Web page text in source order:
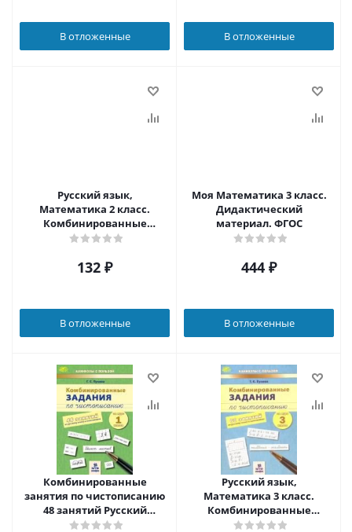
В отложенные В отложенные
Русский язык,
Математика 2 класс.
Комбинированные
занятия по чистописанию
132 ₽
В отложенные
Моя Математика 3 класс.
Дидактический
материал. ФГОС
444 ₽
В отложенные
Комбинированные
занятия по чистописанию
48 занятий Русский
Математика 1 класс
Русский язык,
Математика 3 класс.
Комбинированные
занятия по чистописанию